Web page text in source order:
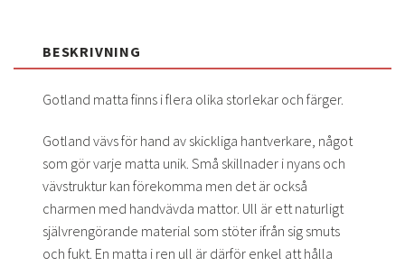
BESKRIVNING
Gotland matta finns i flera olika storlekar och färger.
Gotland vävs för hand av skickliga hantverkare, något
som gör varje matta unik. Små skillnader i nyans och
vävstruktur kan förekomma men det är också
charmen med handvävda mattor. Ull är ett naturligt
självrengörande material som stöter ifrån sig smuts
och fukt. En matta i ren ull är därför enkel att hålla